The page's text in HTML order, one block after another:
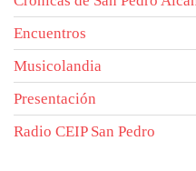
Encuentros
Musicolandia
Presentación
Radio CEIP San Pedro